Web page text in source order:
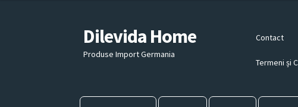
Sari
la
navigare
Sari
la
conținut
Dilevida Home
Produse Import Germania
Contact
Termeni și